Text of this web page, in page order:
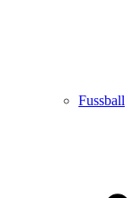
Fussball